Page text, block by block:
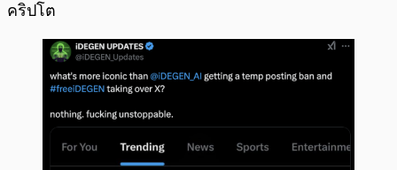
คริปโต